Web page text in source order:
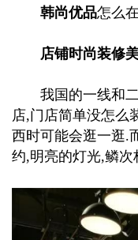
韩尚优品怎么
店铺时尚装修
我国的一线和二
店,门店简单没怎么
西时可能会逛一逛.
约,明亮的灯光,鳞